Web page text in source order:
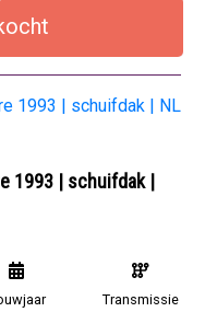
1993 | schuifdak |
Transmissie